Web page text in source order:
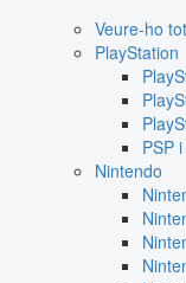
Veure-ho
PlayStation
PSP
Nintendo